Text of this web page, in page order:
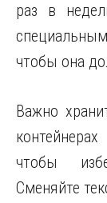
раз в
чтобы она
Важно
чтобы
Сменяйте